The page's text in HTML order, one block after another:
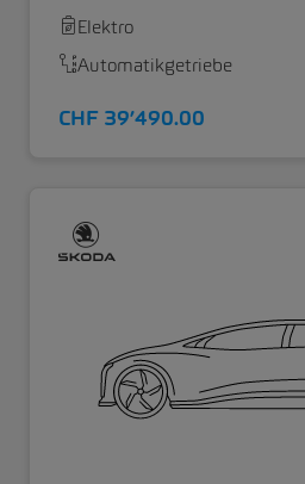
Elektro
Automatikgetriebe
CHF 39’490.00